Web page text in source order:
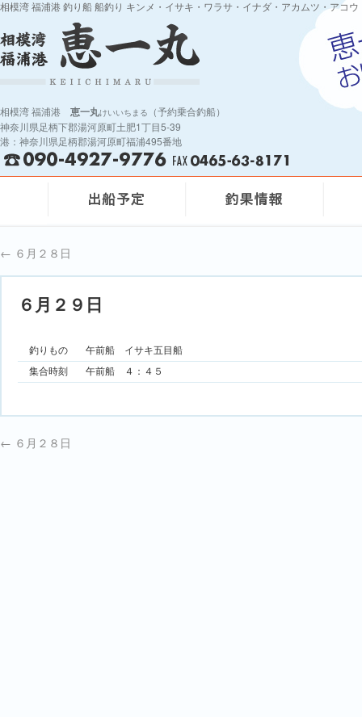
相模湾 福浦港 釣り船 船釣り キンメ・イサキ・ワラサ・イナダ・アカムツ・アコ
相模湾 福浦港 恵一丸けいいちまる
（予約乗合釣船）
神奈川県足柄下郡湯河原町土肥1丁目5-39
港：神奈川県足柄郡湯河原町福浦495番地
← ６月２８日
６月２９日
釣りもの
午前船 イサキ五目船
集合時刻
午前船 ４：４５
← ６月２８日